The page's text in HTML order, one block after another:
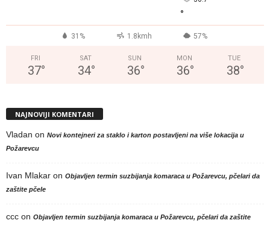
°
31% 1.8kmh 57%
FRI
37°
SAT
34°
SUN
36°
MON
36°
TUE
38°
NAJNOVIJI KOMENTARI
Vladan on Novi kontejneri za staklo i karton postavljeni na više lokacija u
Požarevcu
Ivan Mlakar on Objavljen termin suzbijanja komaraca u Požarevcu, pčelari da
zaštite pčele
ccc on Objavljen termin suzbijanja komaraca u Požarevcu, pčelari da zaštite